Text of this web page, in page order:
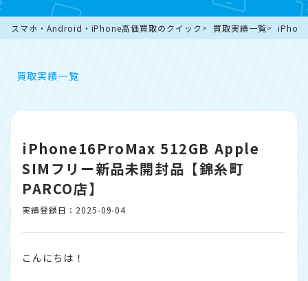
スマホ・Android・iPhone高価買取のクイック 買取実績一覧
買取実績一覧
iPhone16ProMax 512GB Apple
SIMフリー新品未開封品【錦糸町
PARCO店】
実績登録日：2025-09-04
こんにちは！